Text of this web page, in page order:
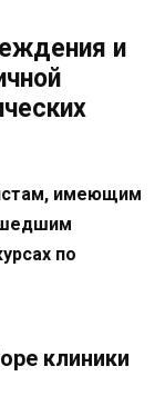
и
имеющим
по
клиники